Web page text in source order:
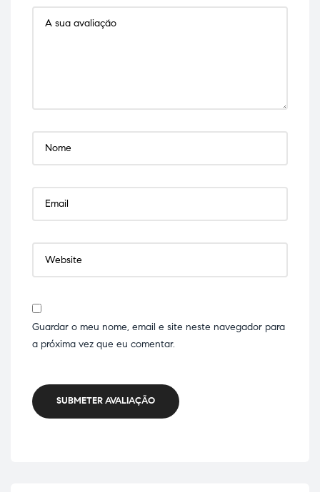
Guardar o meu nome, email e site neste navegador para
a próxima vez que eu comentar.
SUBMETER AVALIAÇÃO